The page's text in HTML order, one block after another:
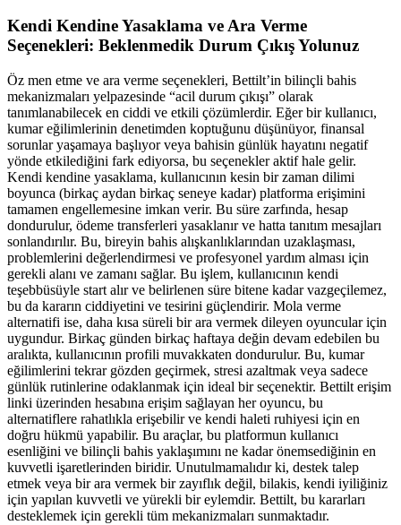
Kendi Kendine Yasaklama ve Ara Verme
Seçenekleri: Beklenmedik Durum Çıkış Yolunuz
Öz men etme ve ara verme seçenekleri, Bettilt’in bilinçli bahis
mekanizmaları yelpazesinde “acil durum çıkışı” olarak
tanımlanabilecek en ciddi ve etkili çözümlerdir. Eğer bir kullanıcı,
kumar eğilimlerinin denetimden koptuğunu düşünüyor, finansal
sorunlar yaşamaya başlıyor veya bahisin günlük hayatını negatif
yönde etkilediğini fark ediyorsa, bu seçenekler aktif hale gelir.
Kendi kendine yasaklama, kullanıcının kesin bir zaman dilimi
boyunca (birkaç aydan birkaç seneye kadar) platforma erişimini
tamamen engellemesine imkan verir. Bu süre zarfında, hesap
dondurulur, ödeme transferleri yasaklanır ve hatta tanıtım mesajları
sonlandırılır. Bu, bireyin bahis alışkanlıklarından uzaklaşması,
problemlerini değerlendirmesi ve profesyonel yardım alması için
gerekli alanı ve zamanı sağlar. Bu işlem, kullanıcının kendi
teşebbüsüyle start alır ve belirlenen süre bitene kadar vazgeçilemez,
bu da kararın ciddiyetini ve tesirini güçlendirir. Mola verme
alternatifi ise, daha kısa süreli bir ara vermek dileyen oyuncular için
uygundur. Birkaç günden birkaç haftaya değin devam edebilen bu
aralıkta, kullanıcının profili muvakkaten dondurulur. Bu, kumar
eğilimlerini tekrar gözden geçirmek, stresi azaltmak veya sadece
günlük rutinlerine odaklanmak için ideal bir seçenektir. Bettilt erişim
linki üzerinden hesabına erişim sağlayan her oyuncu, bu
alternatiflere rahatlıkla erişebilir ve kendi haleti ruhiyesi için en
doğru hükmü yapabilir. Bu araçlar, bu platformun kullanıcı
esenliğini ve bilinçli bahis yaklaşımını ne kadar önemsediğinin en
kuvvetli işaretlerinden biridir. Unutulmamalıdır ki, destek talep
etmek veya bir ara vermek bir zayıflık değil, bilakis, kendi iyiliğiniz
için yapılan kuvvetli ve yürekli bir eylemdir. Bettilt, bu kararları
desteklemek için gerekli tüm mekanizmaları sunmaktadır.